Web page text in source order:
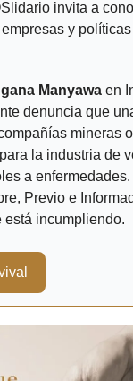
invita a
y
Manyawa en
denuncia que
mineras
la industria de
a enfermedades.
Previo e
está incumpliendo.